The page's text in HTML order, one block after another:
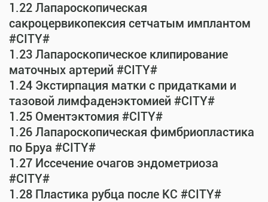
1.22 Лапароскопическая
сакроцервикопексия сетчатым имплантом
#CITY#
1.23 Лапароскопическое клипирование
маточных артерий #CITY#
1.24 Экстирпация матки с придатками и
тазовой лимфаденэктомией #CITY#
1.25 Оментэктомия #CITY#
1.26 Лапароскопическая фимбриопластика
по Бруа #CITY#
1.27 Иссечение очагов эндометриоза
#CITY#
1.28 Пластика рубца после КС #CITY#